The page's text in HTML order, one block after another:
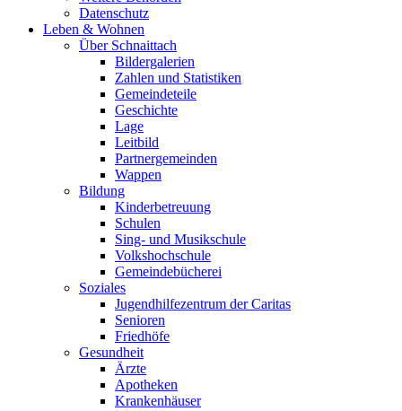
Datenschutz
Leben & Wohnen
Über Schnaittach
Bildergalerien
Zahlen und Statistiken
Gemeindeteile
Geschichte
Lage
Leitbild
Partnergemeinden
Wappen
Bildung
Kinderbetreuung
Schulen
Sing- und Musikschule
Volkshochschule
Gemeindebücherei
Soziales
Jugendhilfezentrum der Caritas
Senioren
Friedhöfe
Gesundheit
Ärzte
Apotheken
Krankenhäuser